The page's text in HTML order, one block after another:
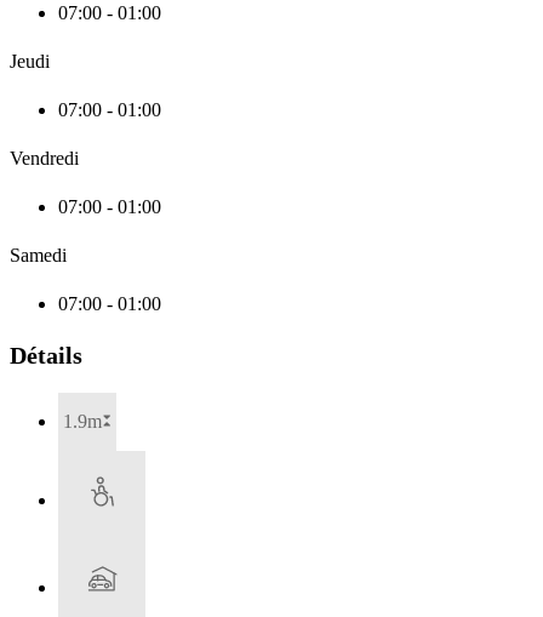
07:00 - 01:00
Jeudi
07:00 - 01:00
Vendredi
07:00 - 01:00
Samedi
07:00 - 01:00
Détails
1.9m